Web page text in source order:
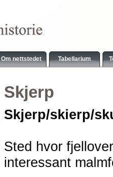
Om nettstedet Tabellarium
Skjerp
Skjerp/skierp/
Sted hvor
interessant